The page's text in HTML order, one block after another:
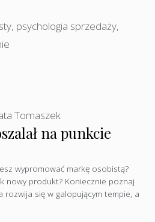
, psychologia sprzedaży,
na punkcie
Tomaszek
wypromować markę osobistą?
nowy produkt? Koniecznie poznaj
się w galopującym tempie, a